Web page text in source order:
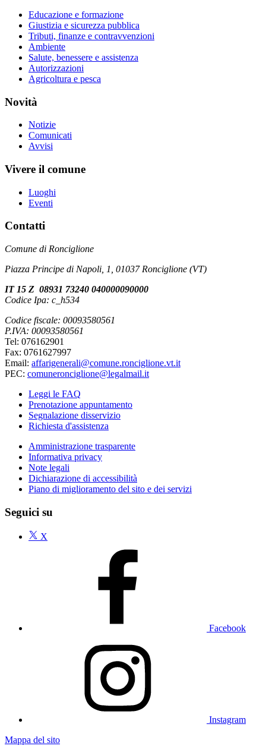
Educazione e formazione
Giustizia e sicurezza pubblica
Tributi, finanze e contravvenzioni
Ambiente
Salute, benessere e assistenza
Autorizzazioni
Agricoltura e pesca
Novità
Notizie
Comunicati
Avvisi
Vivere il comune
Luoghi
Eventi
Contatti
Comune di Ronciglione
Piazza Principe di Napoli, 1, 01037 Ronciglione (VT)
IT 15 Z 08931 73240 040000090000
Codice Ipa: c_h534
Codice fiscale: 00093580561
P.IVA: 00093580561
Tel: 076162901
Fax: 0761627997
Email: affarigenerali@comune.ronciglione.vt.it
PEC: comuneronciglione@legalmail.it
Leggi le FAQ
Prenotazione appuntamento
Segnalazione disservizio
Richiesta d'assistenza
Amministrazione trasparente
Informativa privacy
Note legali
Dichiarazione di accessibilità
Piano di miglioramento del sito e dei servizi
Seguici su
X
Facebook
Instagram
Mappa del sito